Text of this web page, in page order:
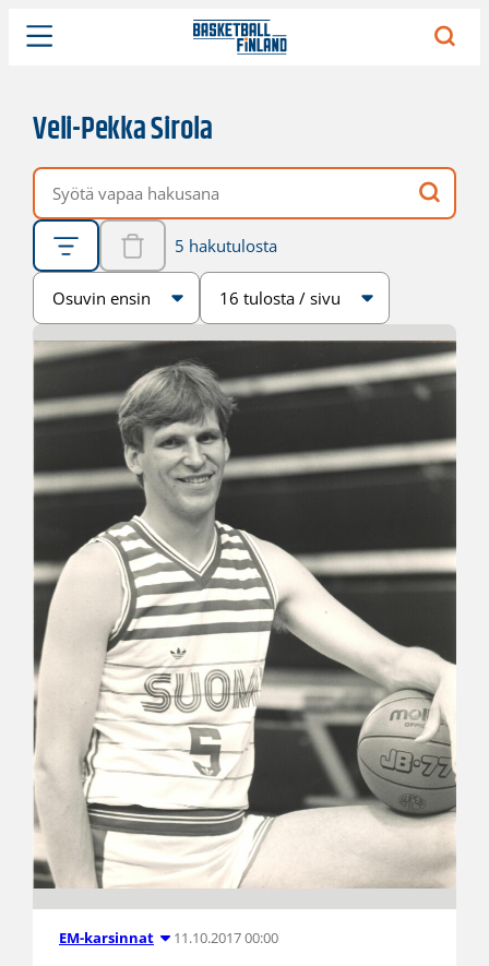
Veli-Pekka Sirola
Vapaa hakusana
5 hakutulosta
Järjestys
Sivukoko
EM-karsinnat 11.10.2017 00:00